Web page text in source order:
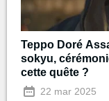
Teppo Doré
sokyu,
cette quête ?
22 mar 2025